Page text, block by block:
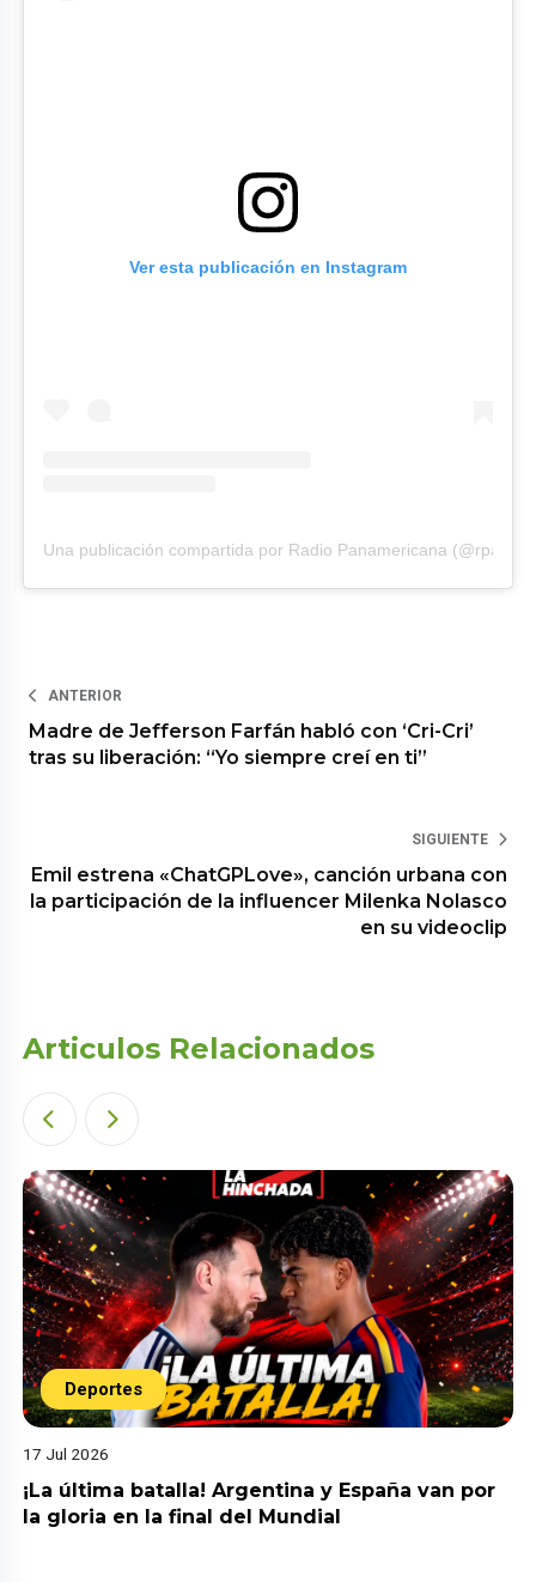
Ver esta publicación en Instagram
Una publicación compartida por Radio Panamericana
ANTERIOR
Madre de Jefferson Farfán habló con ‘Cri-Cri’
tras su liberación: “Yo siempre creí en ti”
SIGUIENTE
Emil estrena «ChatGPLove», canción urbana con
la participación de la influencer Milenka Nolasco
en su videoclip
Articulos Relacionados
Deportes
17 Jul 2026
¡La última batalla! Argentina y España van por
la gloria en la final del Mundial